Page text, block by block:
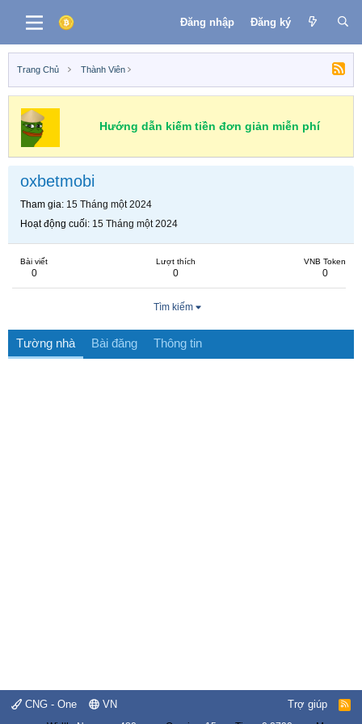
Đăng nhập Đăng ký
Trang Chủ Thành Viên
Hướng dẫn kiếm tiền đơn giản miễn phí
oxbetmobi
Tham gia 15 Tháng một 2024
Hoạt động cuối 15 Tháng một 2024
Bài viết
0
Lượt thích
0
VNB Token
0
Tìm kiếm
Tường nhà Bài đăng Thông tin
CNG - One VN Trợ giúp
R